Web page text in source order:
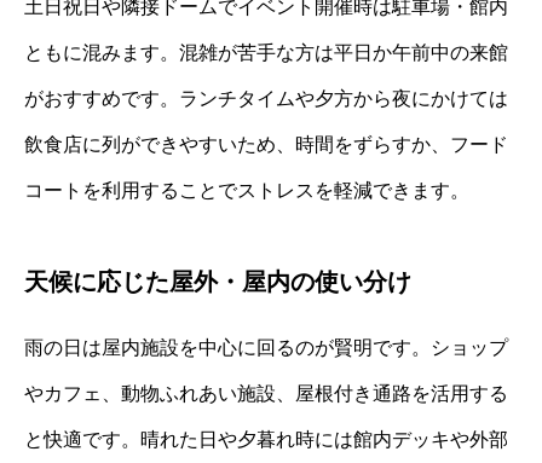
土日祝日や隣接ドームでイベント開催時は駐車場・館内
ともに混みます。混雑が苦手な方は平日か午前中の来館
がおすすめです。ランチタイムや夕方から夜にかけては
飲食店に列ができやすいため、時間をずらすか、フード
コートを利用することでストレスを軽減できます。
天候に応じた屋外・屋内の使い分け
雨の日は屋内施設を中心に回るのが賢明です。ショップ
やカフェ、動物ふれあい施設、屋根付き通路を活用する
と快適です。晴れた日や夕暮れ時には館内デッキや外部